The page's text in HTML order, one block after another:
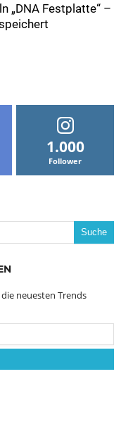
„DNA Festplatte“ –
1.000
Follower
neuesten Trends